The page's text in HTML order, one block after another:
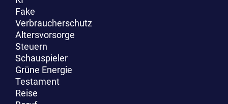
Fake
Verbraucherschutz
Altersvorsorge
Steuern
Schauspieler
Grüne Energie
Testament
Reise